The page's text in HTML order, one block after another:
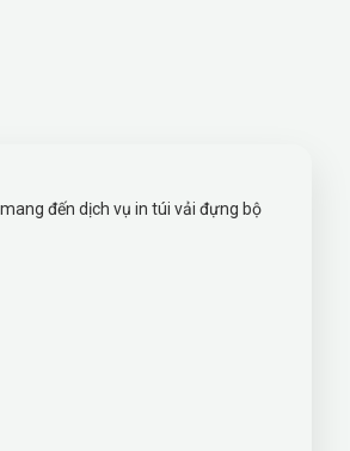
đến dịch vụ in túi vải đựng bộ